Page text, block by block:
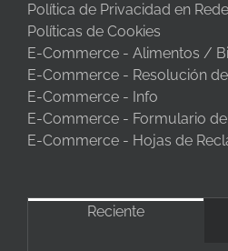
Política de Privacidad en
Políticas de Cookies
E-Commerce - Alimentos /
E-Commerce - Resolución
E-Commerce - Info
E-Commerce - Formulario
E-Commerce - Hojas de
Reciente